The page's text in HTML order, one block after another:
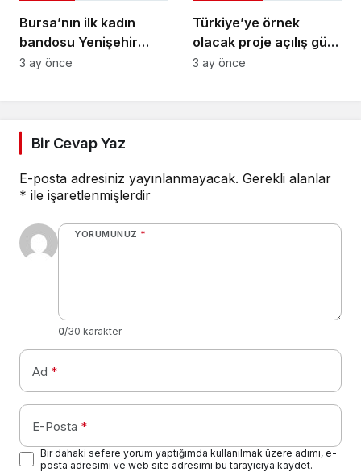
Bursa’nın ilk kadın
bandosu Yenişehir
sokaklarında
3 ay önce
Türkiye’ye örnek
olacak proje açılış gün
sayıyor
3 ay önce
Bir Cevap Yaz
E-posta adresiniz yayınlanmayacak. Gerekli alanlar
* ile işaretlenmişlerdir
YORUMUNUZ *
0/30 karakter
Ad *
E-Posta *
Bir dahaki sefere yorum yaptığımda kullanılmak üzere adımı, e-
posta adresimi ve web site adresimi bu tarayıcıya kaydet.